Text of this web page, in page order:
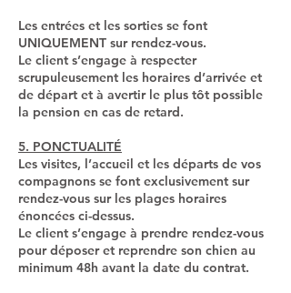
Les entrées et les sorties se font
UNIQUEMENT sur rendez-vous.
Le client s’engage à respecter
scrupuleusement les horaires d’arrivée et
de départ et à avertir le plus tôt possible
la pension en cas de retard.
5. PONCTUALITÉ
Les visites, l’accueil et les départs de vos
compagnons se font exclusivement sur
rendez-vous sur les plages horaires
énoncées ci-dessus.
Le client s’engage à prendre rendez-vous
pour déposer et reprendre son chien au
minimum 48h avant la date du contrat.